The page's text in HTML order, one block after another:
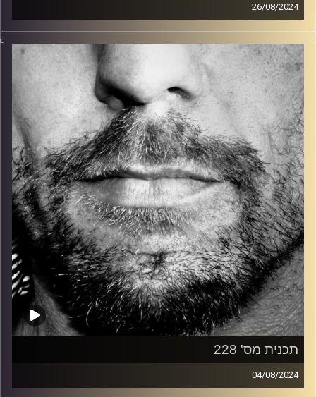
26/08/2024
זיפים, מוזיקה מחוספסת של הופעות חיות. הרבה ג'אם, רוק,
בלוז, bluegrass, ג'אז, Fאנק, פרוגרסיב ואפילו אלקטרוניקה.
כל מה שחי, אמיתי ונושם.
עם שמוליק רגב.
קרדיט תמונות: David Goehring
תכנית מס' 228
04/08/2024